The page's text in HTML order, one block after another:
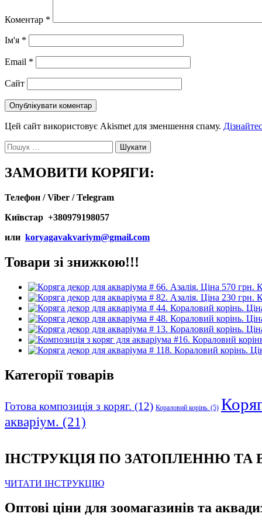
Коментар *
Ім'я *
Email *
Сайт
Цей сайт використовує Akismet для зменшення спаму.
Пошук:
ЗАМОВИТИ КОРЯГИ:
Телефон / Viber / Telegram
Київстар +380979198057
или koryagavakvariym@gmail.com
Товари зі знижкою!!!
Категорії товарів
Готова композиція з коряг. (12) Кораловий корінь. (5)
акваріум. (21)
ІНСТРУКЦІЯ ПО ЗАТОПЛЕННЮ
ЧИТАТИ ІНСТРУКЦІЮ
Оптові ціни для зоомагазинів та